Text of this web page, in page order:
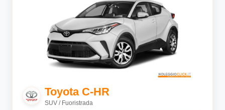
Toyota C-HR
SUV / Fuoristrada
Ash Grey metallizzato
Interni in tessuto sostenibile
TOYOTA C-HR Hybrid 140 Active Sport utility